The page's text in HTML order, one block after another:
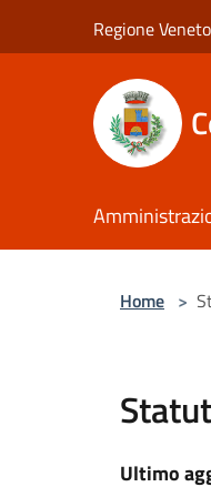
Regione Veneto
Home >
Ultimo